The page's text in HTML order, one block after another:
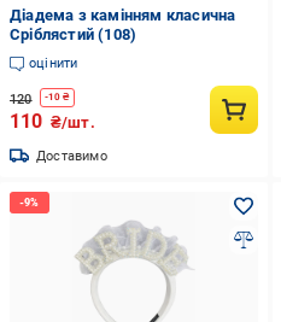
Діадема з камінням класична
Сріблястий (108)
оцінити
120 -10 ₴
110 ₴/шт.
Доставимо